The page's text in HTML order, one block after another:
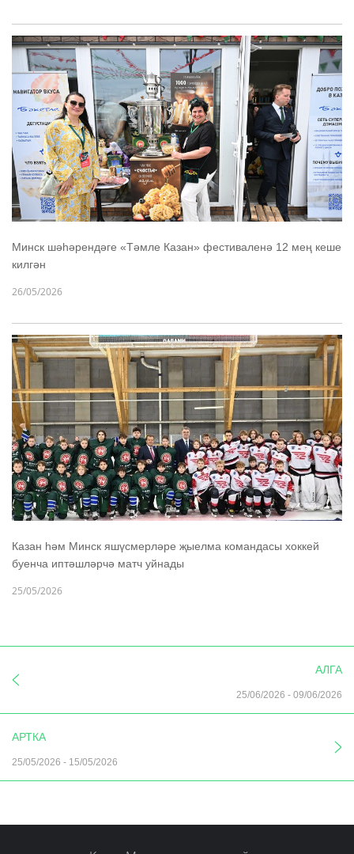
Минск шәһәрендәге «Тәмле Казан» фестиваленә 12 мең кеше
килгән
26/05/2026
Казан һәм Минск яшүсмерләре җыелма командасы хоккей
буенча иптәшләрчә матч уйнады
25/05/2026
АЛГА
25/06/2026 - 09/06/2026
АРТКА
25/05/2026 - 15/05/2026